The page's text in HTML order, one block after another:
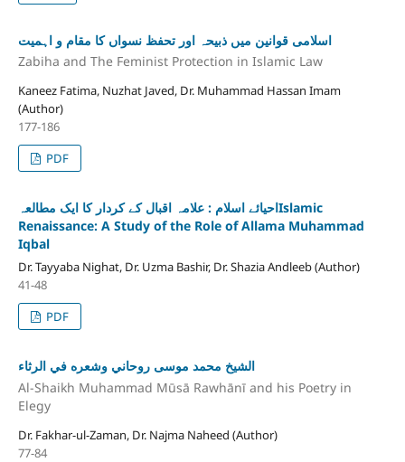
اسلامی قوانین میں ذبیحہ اور تحفظ نسواں کا مقام و اہمیت
Zabiha and The Feminist Protection in Islamic Law
Kaneez Fatima, Nuzhat Javed, Dr. Muhammad Hassan Imam
(Author)
177-186
PDF
احیائے اسلام : علامہ اقبال کے کردار کا ایک مطالعہIslamic
Renaissance: A Study of the Role of Allama Muhammad
Iqbal
Dr. Tayyaba Nighat, Dr. Uzma Bashir, Dr. Shazia Andleeb (Author)
41-48
PDF
الشيخ محمد موسى روحاني وشعره في الرثاء
Al-Shaikh Muhammad Mūsā Rawhānī and his Poetry in
Elegy
Dr. Fakhar-ul-Zaman, Dr. Najma Naheed (Author)
77-84